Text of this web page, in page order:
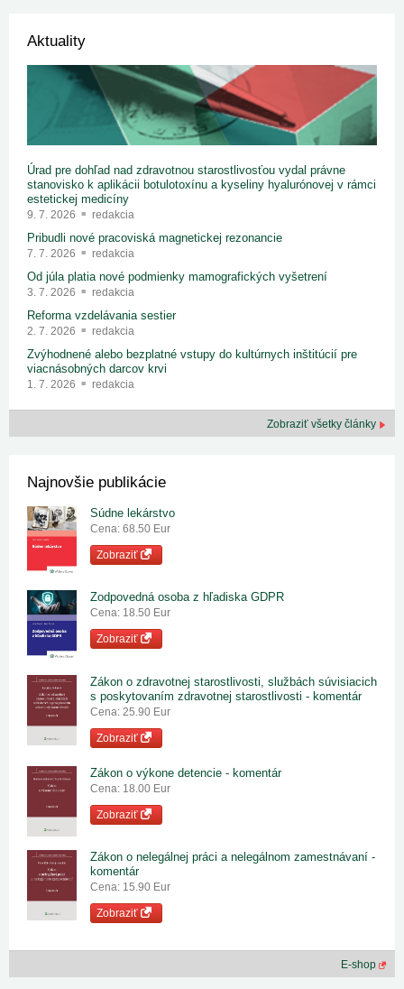
Aktuality
Úrad pre dohľad nad zdravotnou starostlivosťou vydal právne
stanovisko k aplikácii botulotoxínu a kyseliny hyalurónovej v rámci
estetickej medicíny
9. 7. 2026 redakcia
Pribudli nové pracoviská magnetickej rezonancie
7. 7. 2026 redakcia
Od júla platia nové podmienky mamografických vyšetrení
3. 7. 2026 redakcia
Reforma vzdelávania sestier
2. 7. 2026 redakcia
Zvýhodnené alebo bezplatné vstupy do kultúrnych inštitúcií pre
viacnásobných darcov krvi
1. 7. 2026 redakcia
Zobraziť všetky články
Najnovšie publikácie
Súdne lekárstvo
Cena: 68.50 Eur
Zobraziť
Zodpovedná osoba z hľadiska GDPR
Cena: 18.50 Eur
Zobraziť
Zákon o zdravotnej starostlivosti, službách súvisiacich
s poskytovaním zdravotnej starostlivosti - komentár
Cena: 25.90 Eur
Zobraziť
Zákon o výkone detencie - komentár
Cena: 18.00 Eur
Zobraziť
Zákon o nelegálnej práci a nelegálnom zamestnávaní -
komentár
Cena: 15.90 Eur
Zobraziť
E-shop